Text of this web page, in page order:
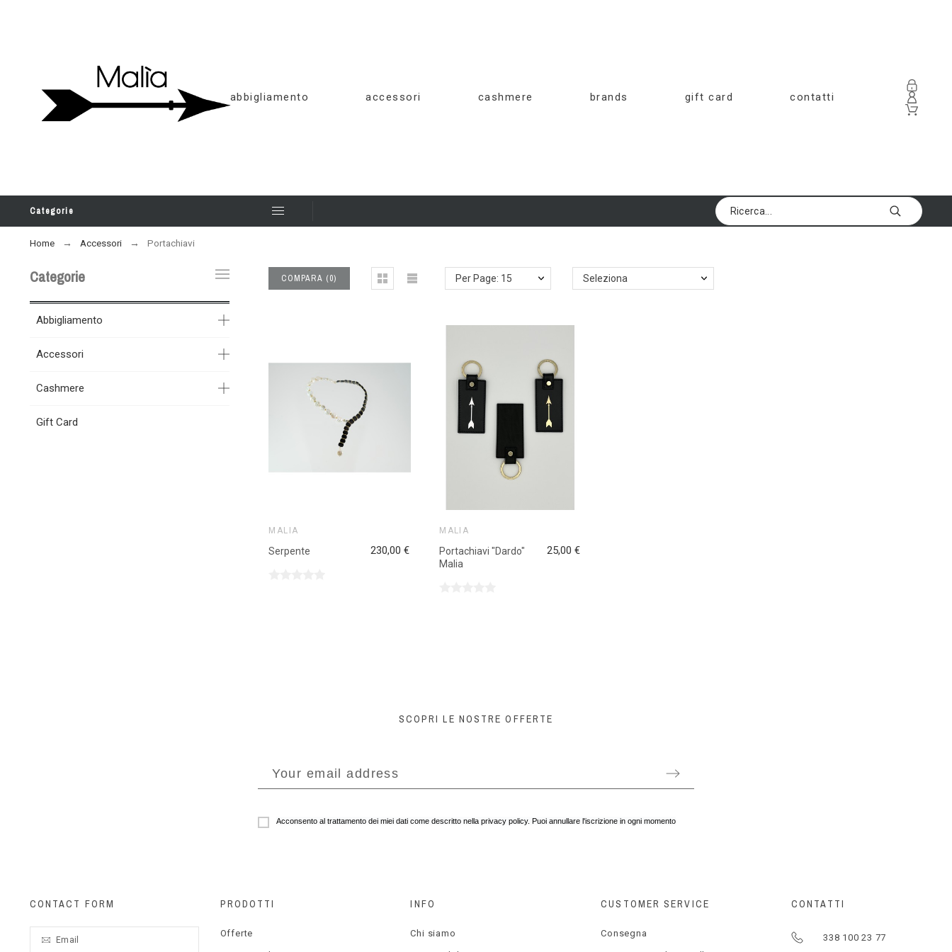
abbigliamento accessori cashmere brands gift card contatti
Categorie
Home Accessori Portachiavi
Categorie
Abbigliamento
Accessori
Cashmere
Gift Card
COMPARA (0) Per Page: 15 Seleziona
MALIA
Serpente 230,00 €
MALIA
Portachiavi "Dardo"
Malia
25,00 €
SCOPRI LE NOSTRE OFFERTE
Acconsento al trattamento dei miei dati come descritto nella privacy policy. Puoi annullare l'iscrizione in ogni momento
CONTACT FORM PRODOTTI
Offerte
INFO
Chi siamo
CUSTOMER SERVICE
Consegna
CONTATTI
338 100 23 77